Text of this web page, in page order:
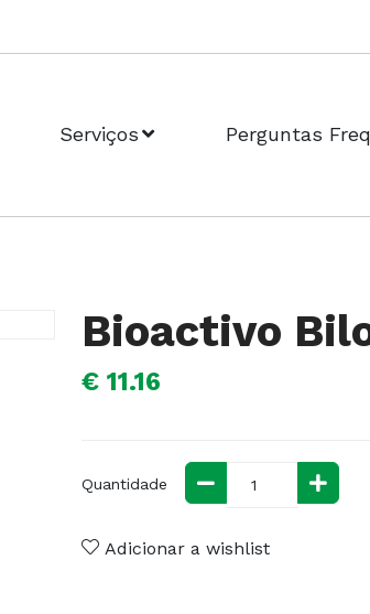
Serviços Perguntas
Bioactivo
€ 11.16
Quantidade
Adicionar a wishlist